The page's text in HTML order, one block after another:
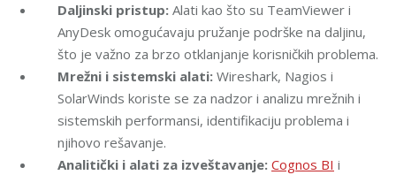
Daljinski pristup: Alati kao što su TeamViewer i
AnyDesk omogućavaju pružanje podrške na daljinu,
što je važno za brzo otklanjanje korisničkih problema.
Mrežni i sistemski alati: Wireshark, Nagios i
SolarWinds koriste se za nadzor i analizu mrežnih i
sistemskih performansi, identifikaciju problema i
njihovo rešavanje.
Analitički i alati za izveštavanje: Cognos BI i